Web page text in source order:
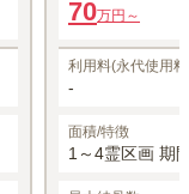
1名あたりの価格
※最大4名
70万円～
利用料(永代使用
-
面積/特徴
1～4霊区画 期